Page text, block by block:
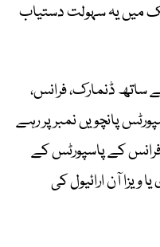
شہریوں کو 189 ممالک میں یہ سہولت دستیاب
ساتھ ڈنمارک، فرانس،
پانچویں نمبر پر رہے
فرانس کے پاسپورٹس کے
فری یا ویزا آن ارائیول کی